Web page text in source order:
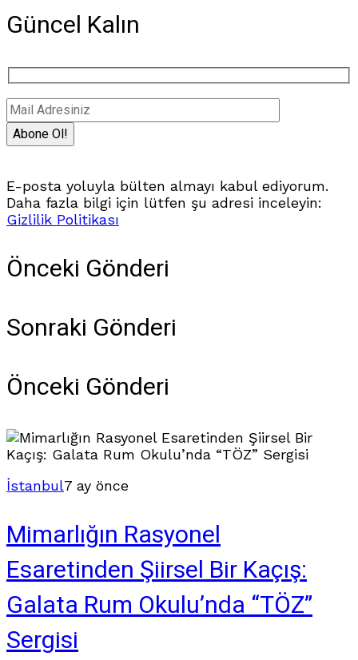
Güncel Kalın
E-posta yoluyla bülten almayı kabul ediyorum.
Daha fazla bilgi için lütfen şu adresi inceleyin:
Gizlilik Politikası
Önceki Gönderi
Sonraki Gönderi
Önceki Gönderi
İstanbul7 ay önce
Mimarlığın Rasyonel
Esaretinden Şiirsel Bir Kaçış:
Galata Rum Okulu’nda “TÖZ”
Sergisi